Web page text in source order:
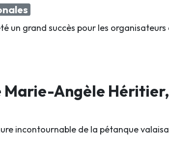
un grand succès pour les
Marie-Angèle
incontournable de la pétanque